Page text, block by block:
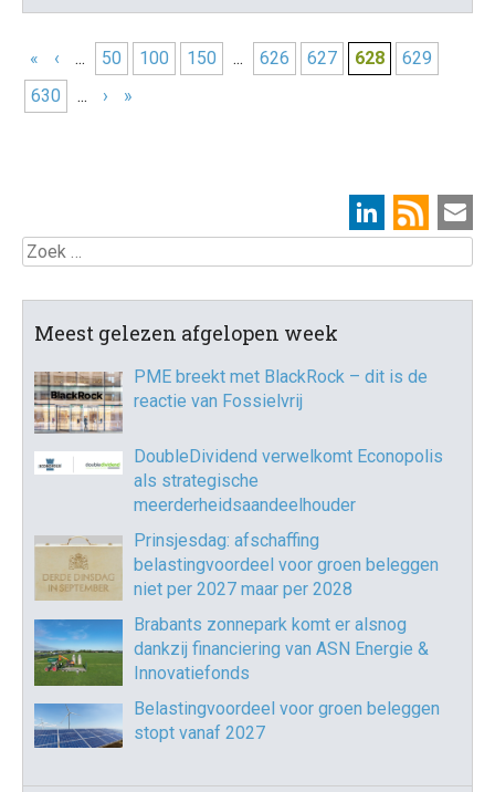
« ‹ ... 50 100 150 ... 626 627 628
629
630
... › »
Zoek
Meest gelezen afgelopen week
PME breekt met BlackRock – dit is de
reactie van Fossielvrij
DoubleDividend verwelkomt Econopolis
als strategische
meerderheidsaandeelhouder
Prinsjesdag: afschaffing
belastingvoordeel voor groen beleggen
niet per 2027 maar per 2028
Brabants zonnepark komt er alsnog
dankzij financiering van ASN Energie &
Innovatiefonds
Belastingvoordeel voor groen beleggen
stopt vanaf 2027